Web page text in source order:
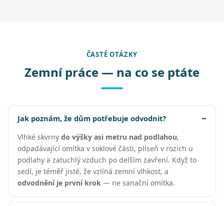
ČASTÉ OTÁZKY
Zemní práce — na co se ptáte
Jak poznám, že dům potřebuje odvodnit?
Vlhké skvrny do výšky asi metru nad podlahou,
odpadávající omítka v soklové části, plíseň v rozích u
podlahy a zatuchlý vzduch po delším zavření. Když to
sedí, je téměř jisté, že vzlíná zemní vlhkost, a
odvodnění je první krok — ne sanační omítka.